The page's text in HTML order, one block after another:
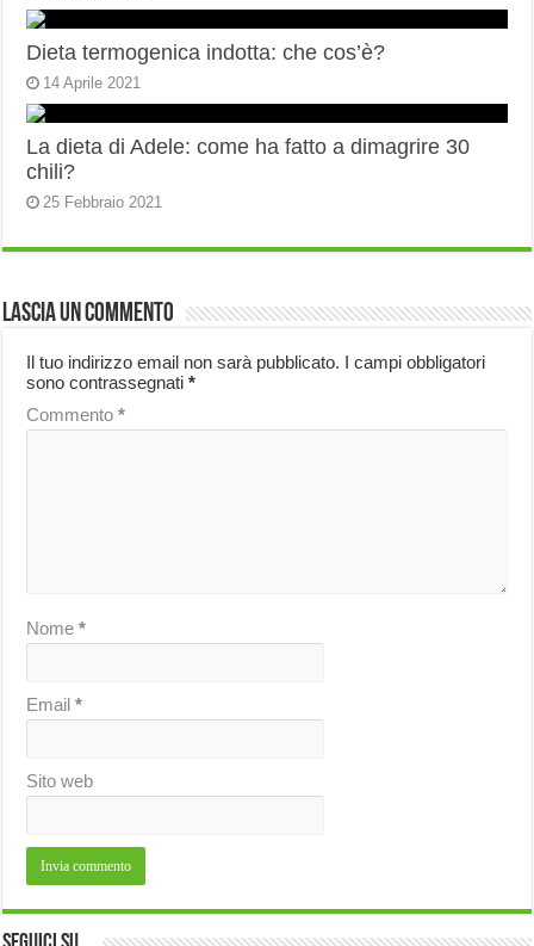
Dieta termogenica indotta: che cos’è?
14 Aprile 2021
La dieta di Adele: come ha fatto a dimagrire 30
chili?
25 Febbraio 2021
Lascia un commento
Il tuo indirizzo email non sarà pubblicato. I campi obbligatori
sono contrassegnati*
Commento*
Nome*
Email*
Sito web